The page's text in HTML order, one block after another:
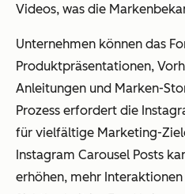
Videos, was die
Unternehmen können das
Produktpräsentationen,
Anleitungen und Marken-
Prozess erfordert die
für vielfältige Marketing-
Instagram Carousel Posts
erhöhen, mehr